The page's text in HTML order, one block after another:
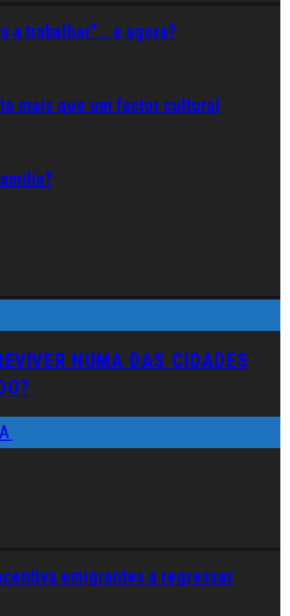
a trabalhar”… e agora?
mais que um factor cultural
NUMA DAS CIDADES
emigrantes a regressar